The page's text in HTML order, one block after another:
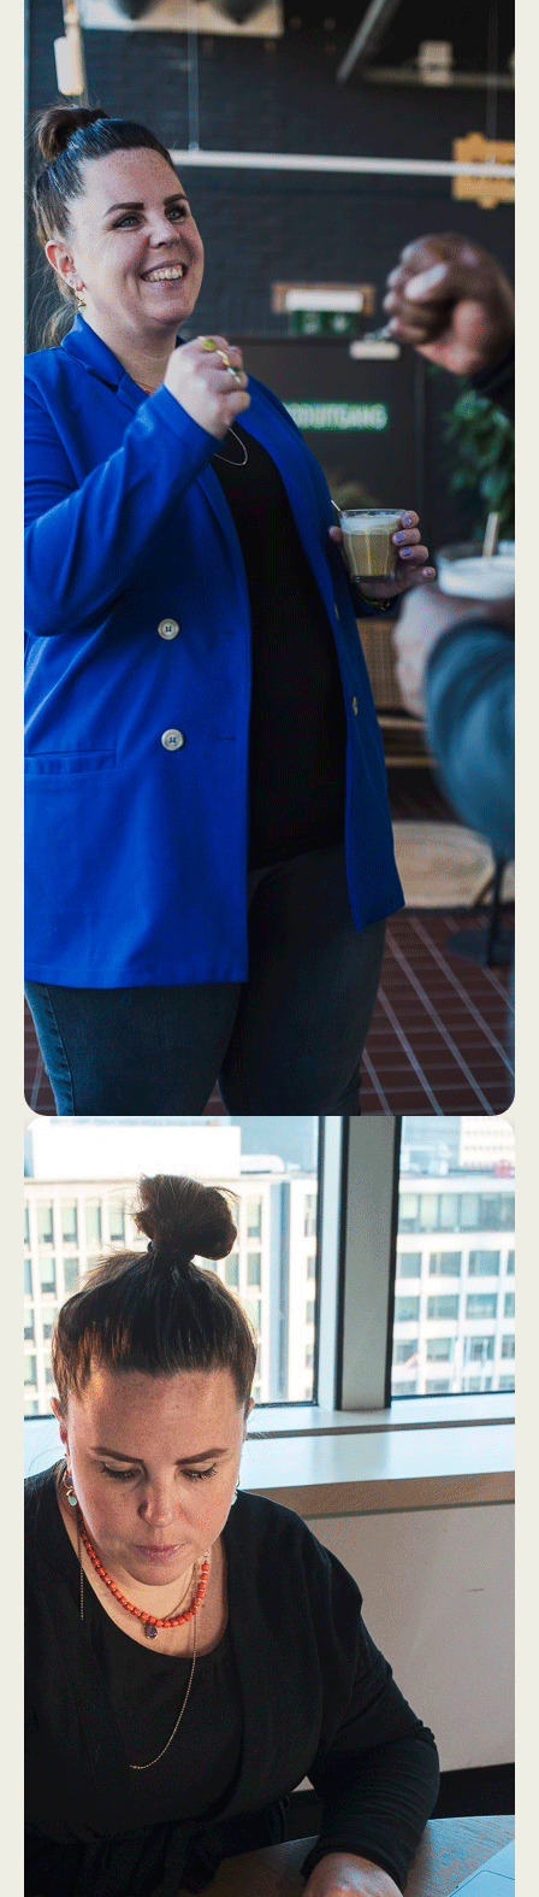
1 4
Eerst ff een bakkie (zonder
laptop!)